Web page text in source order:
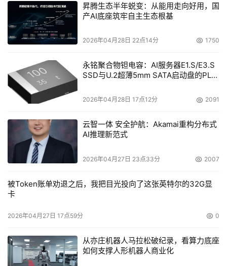
昇腾生态半年蜕变：从能用走向好用，国
产AI底座筑牢自主生态根基
2026年04月28日 22点14分 1750
永铭聚合物钽电容：AI服务器E1.S/E3.S
SSD与U.2超薄5mm SATA启动盘的PLP
2026年04月28日 17点12分 2091
云智一体 安全护航：Akamai重构分布式
AI推理新范式
2026年04月27日 23点33分 2007
被Token账单劝退之后，我把目光投向了这张英特尔的32G显
卡
2026年04月27日 17点59分 0
从亦庄机器人马拉松破纪录，看算力底座
如何支撑人形机器人商业化